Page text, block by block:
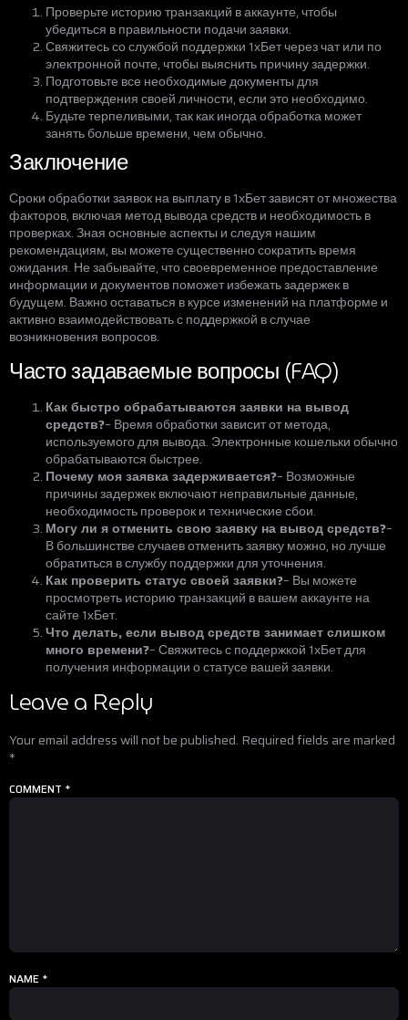
Проверьте историю транзакций в аккаунте, чтобы
убедиться в правильности подачи заявки.
Свяжитесь со службой поддержки 1хБет через чат или по
электронной почте, чтобы выяснить причину задержки.
Подготовьте все необходимые документы для
подтверждения своей личности, если это необходимо.
Будьте терпеливыми, так как иногда обработка может
занять больше времени, чем обычно.
Заключение
Сроки обработки заявок на выплату в 1хБет зависят от множества
факторов, включая метод вывода средств и необходимость в
проверках. Зная основные аспекты и следуя нашим
рекомендациям, вы можете существенно сократить время
ожидания. Не забывайте, что своевременное предоставление
информации и документов поможет избежать задержек в
будущем. Важно оставаться в курсе изменений на платформе и
активно взаимодействовать с поддержкой в случае
возникновения вопросов.
Часто задаваемые вопросы (FAQ)
Как быстро обрабатываются заявки на вывод
средств?– Время обработки зависит от метода,
используемого для вывода. Электронные кошельки обычно
обрабатываются быстрее.
Почему моя заявка задерживается?– Возможные
причины задержек включают неправильные данные,
необходимость проверок и технические сбои.
Могу ли я отменить свою заявку на вывод средств?–
В большинстве случаев отменить заявку можно, но лучше
обратиться в службу поддержки для уточнения.
Как проверить статус своей заявки?– Вы можете
просмотреть историю транзакций в вашем аккаунте на
сайте 1хБет.
Что делать, если вывод средств занимает слишком
много времени?– Свяжитесь с поддержкой 1хБет для
получения информации о статусе вашей заявки.
Leave a Reply
Your email address will not be published. Required fields are marked
*
COMMENT *
NAME *